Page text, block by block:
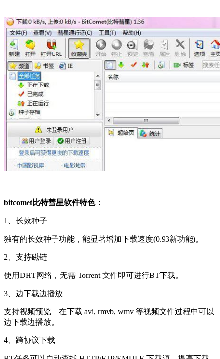
bitcomet比特彗星软件特色：
1、长效种子
独有的长效种子功能，能显著增加下载速度(0.93新功能)。
2、支持磁链
使用DHT网络，无需 Torrent 文件即可进行BT下载。
3、边下载边播放
支持视频预览，在下载 avi, rmvb, wmv 等视频文件过程中可以
边下载边播放。
4、跨协议下载